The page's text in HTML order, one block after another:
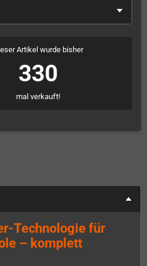
Artikel wurde bisher
330
mal verkauft!
Technologie für
– komplett